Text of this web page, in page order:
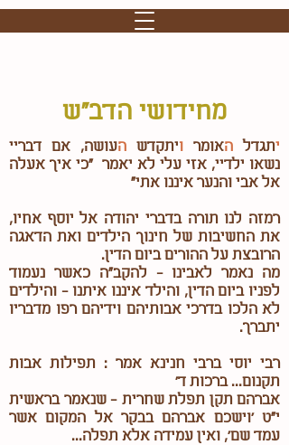
מחידושי הדב"ש
יתגדל האומר ויתקדש העושה, אם דבריי
נשאו ילדיי, אזי עלי לא יאמר "כי איך אעלה
אל אבי והנער איננו אתי"
רמזה לנו תורה בדברי יהודה אל יוסף אחיו,
את החשיבות של חינוך הילדים ואת הדאגה
הרובצת על ההורים ביום הדין.
מה נאמר לאבינו - להקב“ה כאשר נעמוד
לפניו ביום הדין, והילד איננו איתנו - והילדים
לא הלכו בדרכי אבותיהם וידיהם רפו מדבריו
יתברך.
רבי יוסי ברבי חנינא אמר : תפילות אבות
תקנום... ברכות ד'
אברהם תקן תפלת שחרית - שנאמר בראשית
י"ט 'וישכם אברהם בבקר אל המקום אשר
עמד שם', ואין עמידה אלא תפלה...